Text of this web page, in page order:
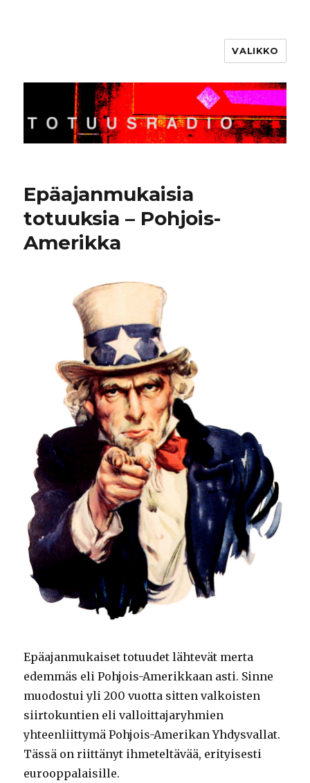
VALIKKO
Epäajanmukaisia
totuuksia – Pohjois-
Amerikka
Epäajanmukaiset totuudet lähtevät merta
edemmäs eli Pohjois-Amerikkaan asti. Sinne
muodostui yli 200 vuotta sitten valkoisten
siirtokuntien eli valloittajaryhmien
yhteenliittymä Pohjois-Amerikan Yhdysvallat.
Tässä on riittänyt ihmeteltävää, erityisesti
eurooppalaisille.